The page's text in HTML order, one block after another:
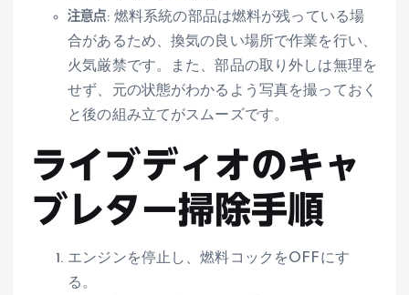
注意点: 燃料系統の部品は燃料が残っている場
合があるため、換気の良い場所で作業を行い、
火気厳禁です。また、部品の取り外しは無理を
せず、元の状態がわかるよう写真を撮っておく
と後の組み立てがスムーズです。
ライブディオのキャ
ブレター掃除手順
エンジンを停止し、燃料コックをOFFにす
る。